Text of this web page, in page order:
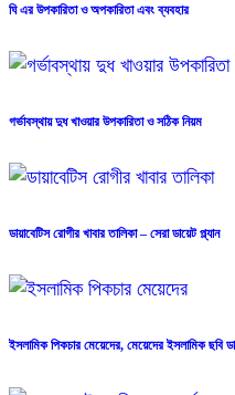
ঘি এর উপকারিতা ও অপকারিতা এবং ব্যবহার
গর্ভাবস্থায় দুধ খাওয়ার উপকারিতা ও সঠিক নিয়ম
ডায়াবেটিস রোগীর খাবার তালিকা – সেরা ডায়েট প্ল্যান
ইসলামিক পিকচার মেয়েদের, মেয়েদের ইসলামিক